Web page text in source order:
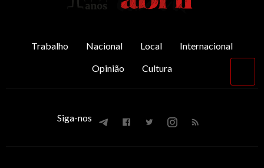
Trabalho Nacional Local
Internacional
Opinião
Cultura
Siga-nos